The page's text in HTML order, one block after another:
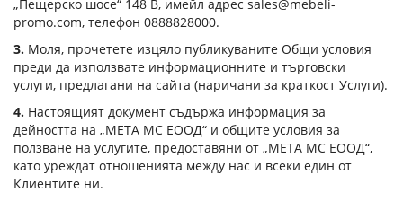
„Пещерско шосе“ 148 В, имейл адрес sales@mebeli-
promo.com, телефон 0888828000.
3. Моля, прочетете изцяло публикуваните Общи условия
преди да използвате информационните и търговски
услуги, предлагани на сайта (наричани за краткост Услуги).
4. Настоящият документ съдържа информация за
дейността на „МЕТА МС ЕООД“ и общите условия за
ползване на услугите, предоставяни от „МЕТА МС ЕООД“,
като уреждат отношенията между нас и всеки един от
Клиентите ни.